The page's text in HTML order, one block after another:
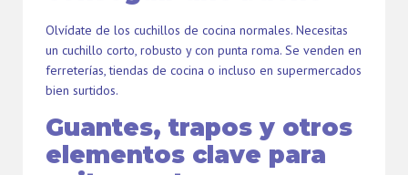
Olvídate de los cuchillos de cocina normales. Necesitas
un cuchillo corto, robusto y con punta roma. Se venden en
ferreterías, tiendas de cocina o incluso en supermercados
bien surtidos.
Guantes, trapos y otros
elementos clave para